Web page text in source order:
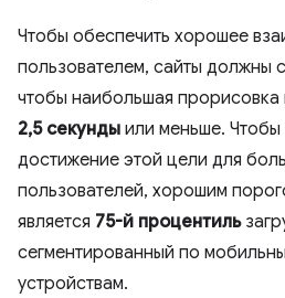
Чтобы обеспечить хорошее
пользователем, сайты должны
чтобы наибольшая прорисовка
2,5 секунды или меньше. Чтобы
достижение этой цели для
пользователей, хорошим
является 75-й процентиль
сегментированный по
устройствам.